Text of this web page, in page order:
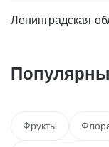
Ленинградская
Фрукты